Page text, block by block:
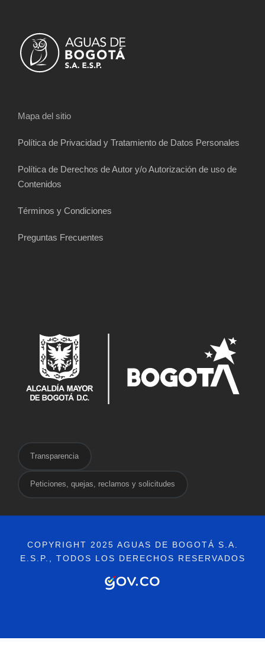
Mapa del sitio
Política de Privacidad y Tratamiento de Datos Personales
Política de Derechos de Autor y/o Autorización de uso de
Contenidos
Términos y Condiciones
Preguntas Frecuentes
Transparencia
Peticiones, quejas, reclamos y solicitudes
COPYRIGHT 2025 AGUAS DE BOGOTÁ S.A.
E.S.P., TODOS LOS DERECHOS RESERVADOS